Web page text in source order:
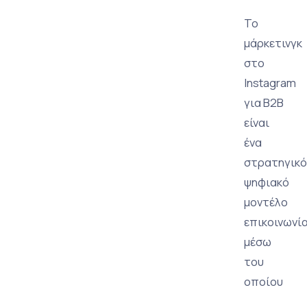
Το
μάρκετινγκ
στο
Instagram
για B2B
είναι
ένα
στρατηγικό
ψηφιακό
μοντέλο
μέσω
του
οποίου